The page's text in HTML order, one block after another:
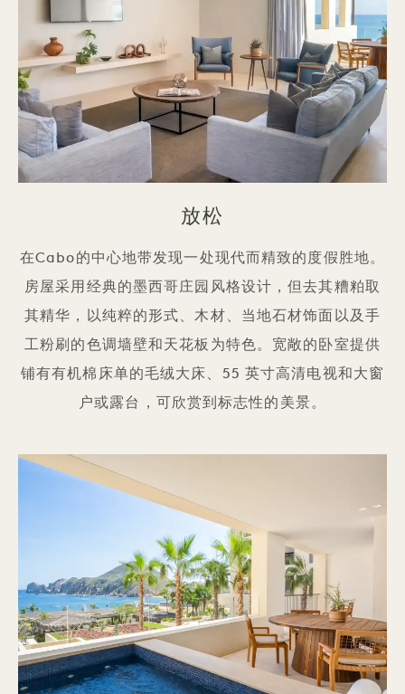
放松
在Cabo的中心地带发现一处现代而精致的度假胜地。
房屋采用经典的墨西哥庄园风格设计，但去其糟粕取
其精华，以纯粹的形式、木材、当地石材饰面以及手
工粉刷的色调墙壁和天花板为特色。宽敞的卧室提供
铺有有机棉床单的毛绒大床、55 英寸高清电视和大窗
户或露台，可欣赏到标志性的美景。